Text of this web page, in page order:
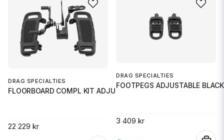
DRAG SPECIALTIES
FLOORBOARD COMPL KIT ADJUSTABL
22 229 kr
DRAG SPECIALTIES
FOOTPEGS ADJUSTABLE BLACK
3 409 kr